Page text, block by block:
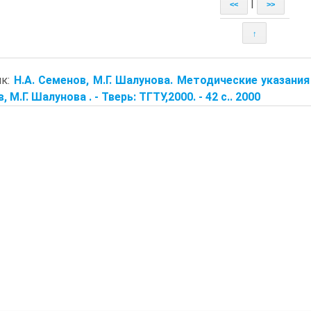
<< >>
↑
Н.А. Семенов, М.Г. Шалунова. Методические
М.Г. Шалунова . - Тверь: ТГТУ,2000. - 42 с.. 2000